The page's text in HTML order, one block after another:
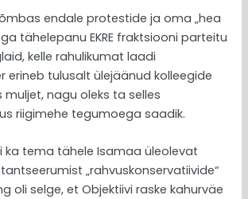
endale protestide ja oma „hea
tähelepanu EKRE fraktsiooni parteitu
kelle rahulikumat laadi
erineb tulusalt ülejäänud kolleegide
nagu oleks ta selles
riigimehe tegumoega saadik.
ka tema tähele Isamaa üleolevat
„rahvuskonservatiivide“
oli selge, et Objektiivi raske kahurväe